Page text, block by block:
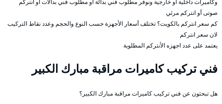
وكاميرات داخلية أو خارجية ونوفر مطلوب فني بدالة او مطلوب فني بدالات أو انتركم
صوتى أو انتركم مرئي
كم سعر انتركم بالكويت؟ تختلف أسعار الأجهزة حسب النوع والحجم وعدد نقاط التركيب
لان سعر انتركم
يعتمد على عدد اجهزه الأنتركم المطلوبة
فني تركيب كاميرات مراقبة مبارك الكبير
هل تبحثون عن فني تركيب كاميرات مراقبة مبارك الكبير؟